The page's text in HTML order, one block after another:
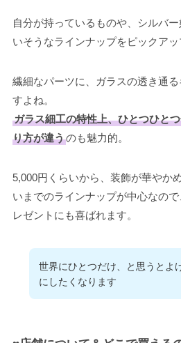
自分が持っているものや、シルバ
いそうなラインナップをピックアッ
繊細なパーツに、ガラスの透き通
すよね。
ガラス細工の特性上、ひとつひと
り方が違うのも魅力的。
5,000円くらいから、装飾が華やか
いまでのラインナップが中心なの
レゼントにも喜ばれます。
世界にひとつだけ、と思うとよ
にしたくなります